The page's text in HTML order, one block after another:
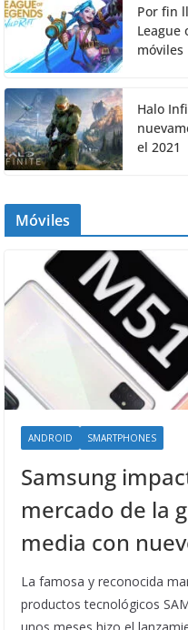
Por fin
League
móviles
Halo
el 2021
Móviles
ANDROID SMARTPHONES
Samsung
mercado de la
media con
La famosa y reconocida
productos tecnológicos